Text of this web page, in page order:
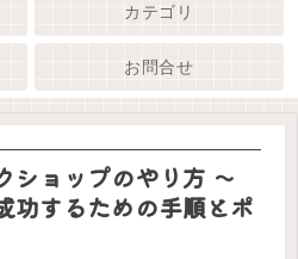
カテゴリ
お問合せ
ショップのやり方 ～
功するための手順とポ